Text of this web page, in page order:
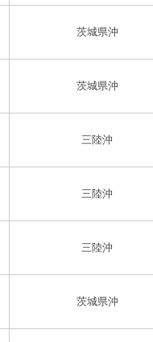
茨城県沖
茨城県沖
三陸沖
三陸沖
三陸沖
茨城県沖